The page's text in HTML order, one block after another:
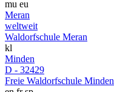
mu eu
Meran
weltweit
Waldorfschule Meran
kl
Minden
D - 32429
Freie Waldorfschule Minden